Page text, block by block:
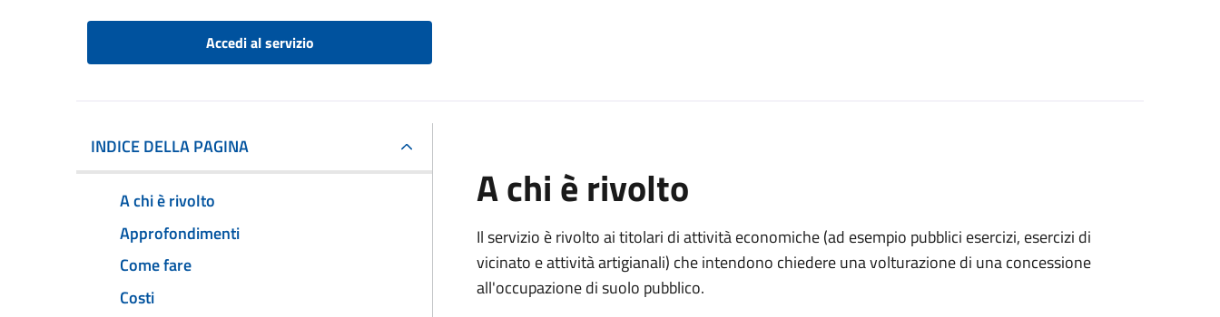
Accedi al servizio
INDICE DELLA PAGINA
A chi è rivolto
Approfondimenti
Come fare
Costi
A chi è rivolto
Il servizio è rivolto ai titolari di attività economiche (ad esempio pubblici esercizi, esercizi di
vicinato e attività artigianali) che intendono chiedere una volturazione di una concessione
all'occupazione di suolo pubblico.